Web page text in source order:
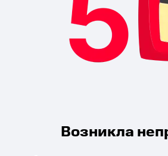
Возникла